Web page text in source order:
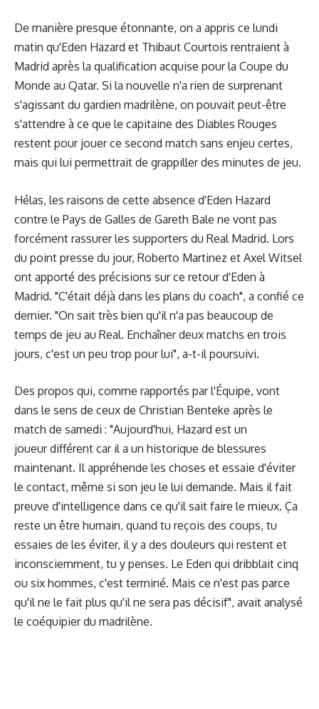
De manière presque étonnante, on a appris ce lundi
matin qu'Eden Hazard et Thibaut Courtois rentraient à
Madrid après la qualification acquise pour la Coupe du
Monde au Qatar. Si la nouvelle n'a rien de surprenant
s'agissant du gardien madrilène, on pouvait peut-être
s'attendre à ce que le capitaine des Diables Rouges
restent pour jouer ce second match sans enjeu certes,
mais qui lui permettrait de grappiller des minutes de jeu.
Hélas, les raisons de cette absence d'Eden Hazard
contre le Pays de Galles de Gareth Bale ne vont pas
forcément rassurer les supporters du Real Madrid. Lors
du point presse du jour, Roberto Martinez et Axel Witsel
ont apporté des précisions sur ce retour d'Eden à
Madrid. "C'était déjà dans les plans du coach", a confié ce
dernier. "On sait très bien qu'il n'a pas beaucoup de
temps de jeu au Real. Enchaîner deux matchs en trois
jours, c'est un peu trop pour lui", a-t-il poursuivi.
Des propos qui, comme rapportés par l'Équipe, vont
dans le sens de ceux de Christian Benteke après le
match de samedi : "Aujourd'hui, Hazard est un
joueur différent car il a un historique de blessures
maintenant. Il appréhende les choses et essaie d'éviter
le contact, même si son jeu le lui demande. Mais il fait
preuve d'intelligence dans ce qu'il sait faire le mieux. Ça
reste un être humain, quand tu reçois des coups, tu
essaies de les éviter, il y a des douleurs qui restent et
inconsciemment, tu y penses. Le Eden qui dribblait cinq
ou six hommes, c'est terminé. Mais ce n'est pas parce
qu'il ne le fait plus qu'il ne sera pas décisif", avait analysé
le coéquipier du madrilène.